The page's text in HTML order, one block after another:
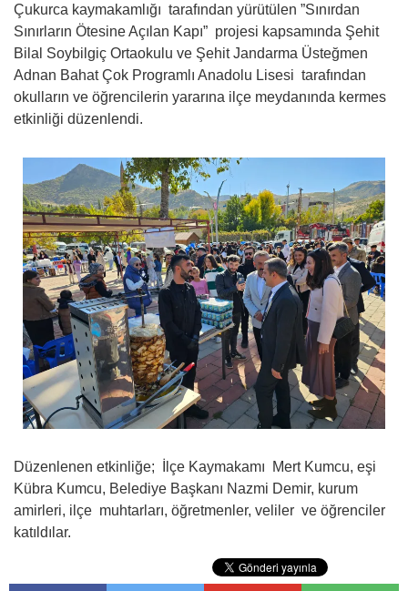
Çukurca kaymakamlığı tarafından yürütülen ”Sınırdan
Sınırların Ötesine Açılan Kapı” projesi kapsamında Şehit
Bilal Soybilgiç Ortaokulu ve Şehit Jandarma Üsteğmen
Adnan Bahat Çok Programlı Anadolu Lisesi tarafından
okulların ve öğrencilerin yararına ilçe meydanında kermes
etkinliği düzenlendi.
Düzenlenen etkinliğe; İlçe Kaymakamı Mert Kumcu, eşi
Kübra Kumcu, Belediye Başkanı Nazmi Demir, kurum
amirleri, ilçe muhtarları, öğretmenler, veliler ve öğrenciler
katıldılar.